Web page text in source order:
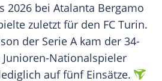
2026 bei Atalanta Bergamo
zuletzt für den FC Turin.
der Serie Akam der 34-
Nationalspieler
auf fünf Einsätze.